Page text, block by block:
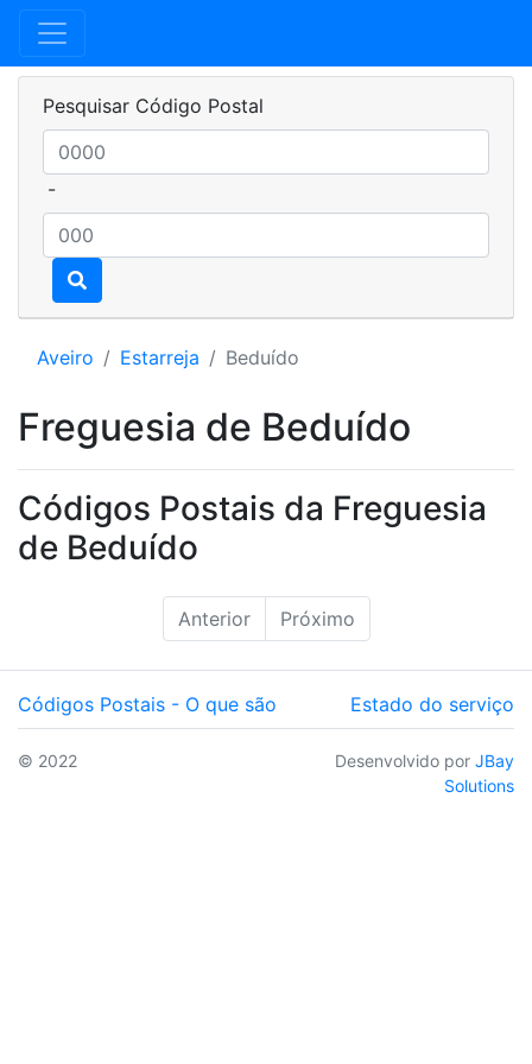
Pesquisar Código Postal
-
Aveiro Estarreja Beduído
Freguesia de Beduído
Códigos Postais da Freguesia
de Beduído
Anterior Próximo
Códigos Postais - O que são Estado do serviço
© 2022 Desenvolvido por JBay
Solutions